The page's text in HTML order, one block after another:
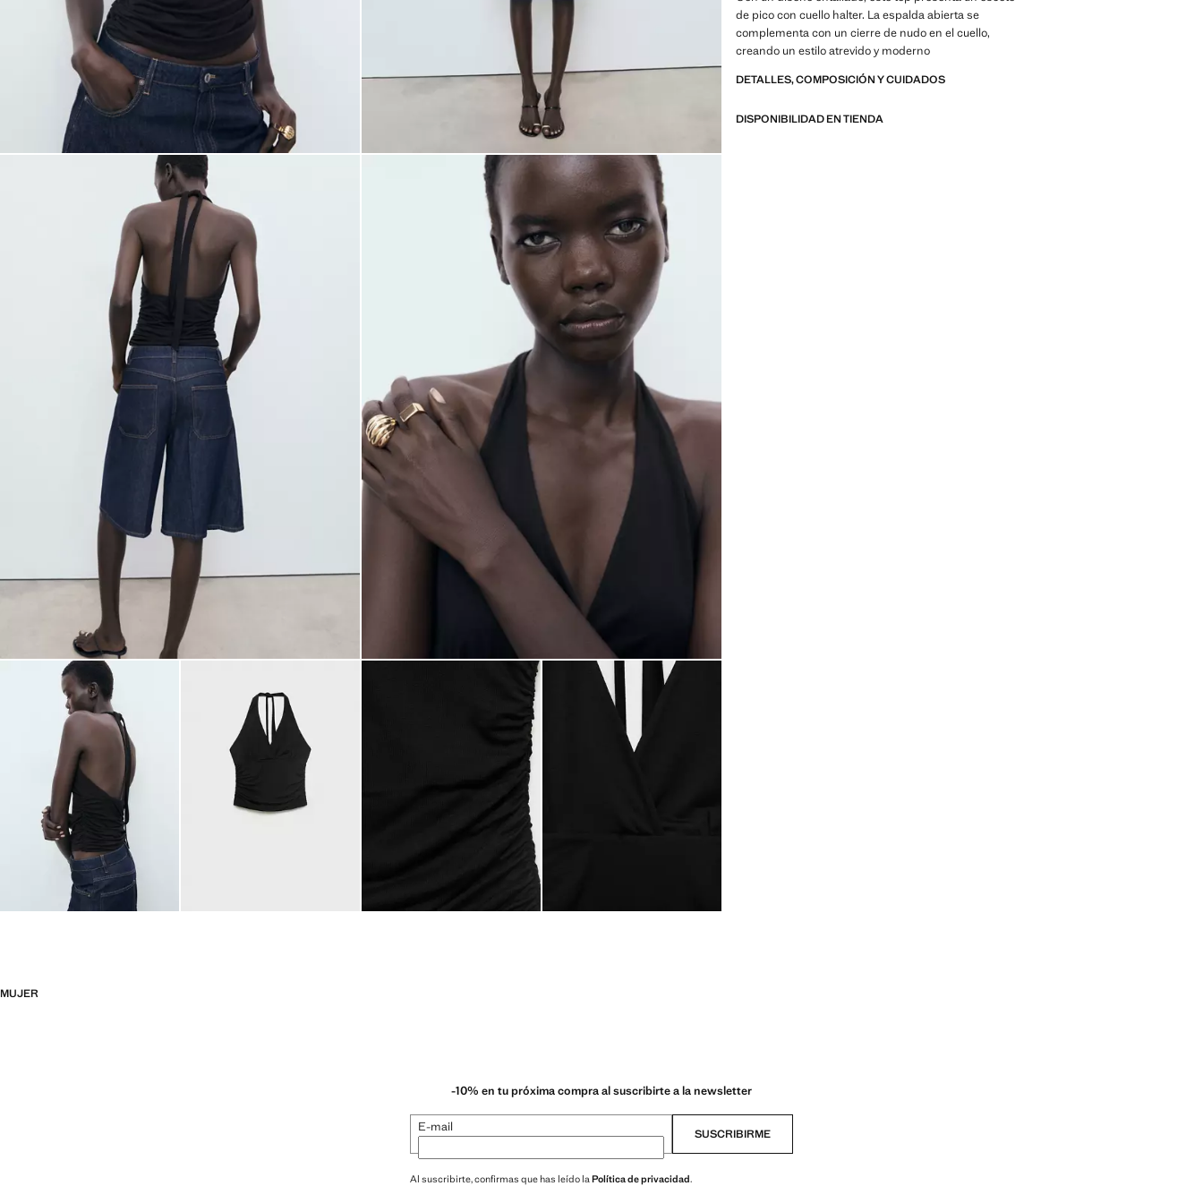
de pico con cuello halter. La espalda abierta se
complementa con un cierre de nudo en el cuello,
creando un estilo atrevido y moderno
DETALLES, COMPOSICIÓN Y CUIDADOS
DISPONIBILIDAD EN TIENDA
MUJER
-10% en tu próxima compra al suscribirte a la newsletter
E-mail SUSCRIBIRME
Al suscribirte, confirmas que has leído laPolítica de privacidad.